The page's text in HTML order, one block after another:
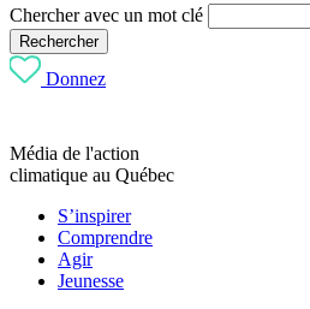
Chercher avec un mot clé
Rechercher
Donnez
Média de l'action
climatique au Québec
S’inspirer
Comprendre
Agir
Jeunesse